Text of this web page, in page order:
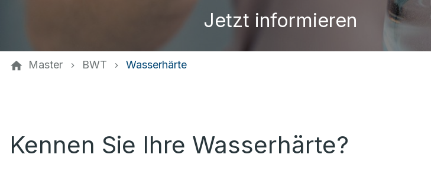
Jetzt informieren
Master BWT Wasserhärte
Kennen Sie Ihre Wasserhärte?